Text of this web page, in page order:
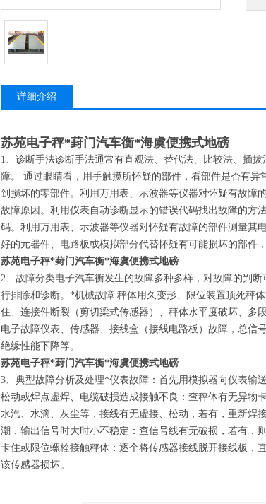
方
详细介绍
苏苑电子秤*葑门汽车衡*海虞便携式地磅
1、诊断手法诊断手法通常有直观法、替代法、比较法、插
障。 通过眼睛看，用手触摸所怀疑的部件，看部件是否有
到损坏的零部件。利用万用表、示波器等仪器对怀疑有故障
故障原因。利用仪表自动诊断显示的错误代码找出故障的方
码。利用万用表、示波器等仪器对怀疑有故障的部件测量其
好的元器件、电路板或模拟部分代替怀疑有可能损坏的部件
苏苑电子秤*葑门汽车衡*海虞便携式地磅
2、故障分类电子汽车衡发生的故障多种多样，对故障的判
行排除和诊断。*机械故障 秤体用久变形、限位装置顶死秤
住、连接件断裂（剪切梁式传感器）、秤体水平度破坏、多
电子故障仪表、传感器、接线盒（接线电路板）故障，总信
绝缘性能下降等。
苏苑电子秤*葑门汽车衡*海虞便携式地磅
3、典型故障分析及处理*仪表故障：首先用模拟器向仪表输
松动或焊点虚焊、电缆破损造成接触不良：查秤体有无异物
水汽、水滴、灰尘等，接线有无虚接、松动，若有，重新焊
潮，输出信号时大时小不稳定：查信号线有无破损，若有，
卡住或限位螺栓接触秤体：逐个将传感器接线脱开接线板，
该传感器损坏。